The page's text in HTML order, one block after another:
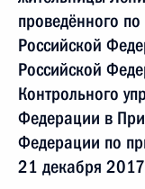
проведённого
Российской
Российской
Контрольного
Федерации в
Федерации по
21 декабря